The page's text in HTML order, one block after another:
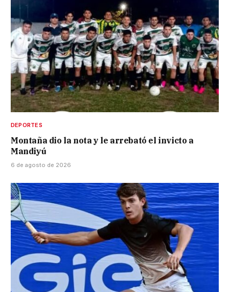
DEPORTES
Montaña dio la nota y le arrebató el invicto a
Mandiyú
6 de agosto de 2026